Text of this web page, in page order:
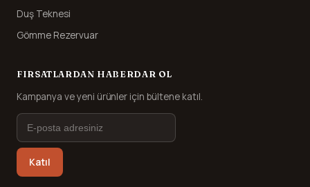
Duş Teknesi
Gömme Rezervuar
FIRSATLARDAN HABERDAR OL
Kampanya ve yeni ürünler için bültene katıl.
Katıl